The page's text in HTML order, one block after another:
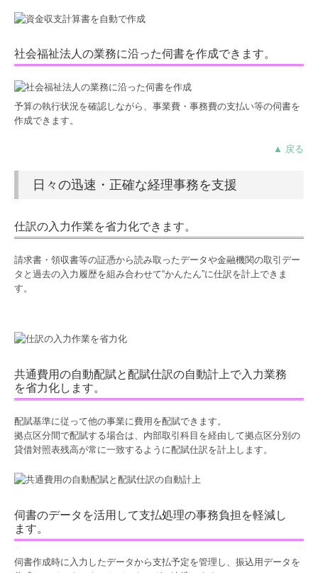
社会福祉法人の業務に沿った伺書を作成できます。
予算の執行状況を確認しながら、事業費・事務費の支払い等の伺書を
作成できます。
▲ 戻る
日々の迅速・正確な経理事務を支援
仕訳の入力作業を省力化できます。
請求書・領収書等の証憑から読み取ったデータや金融機関の取引デー
タと過去の入力履歴を組み合わせて“かんたん”に仕訳を計上できま
す。
共通費用の自動配賦と配賦仕訳の自動計上で入力業務
を省力化します。
配賦基準に従って他の事業に費用を配賦できます。
拠点区分間で配賦する場合は、内部取引科目を経由して拠点区分別の
貸借対照表残高が常に一致するように配賦仕訳を計上します。
伺書のデータを活用して支払処理の事務負担を軽減し
ます。
伺書作成時に入力したデータから支払予定を管理し、振込用データを